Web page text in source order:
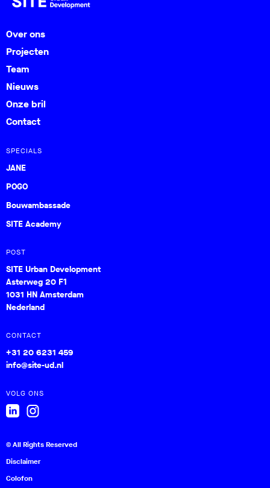
Over ons
Projecten
Team
Nieuws
Onze bril
Contact
SPECIALS
JANE
POGO
Bouwambassade
SITE Academy
POST
SITE Urban Development
Asterweg 20 F1
1031 HN Amsterdam
Nederland
CONTACT
+31 20 6231 459
info@site-ud.nl
VOLG ONS
© All Rights Reserved
Disclaimer
Colofon